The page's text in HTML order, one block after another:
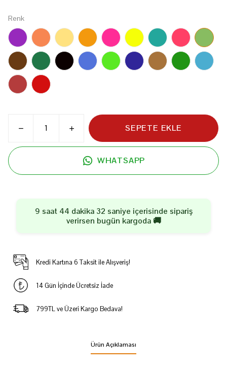
Renk
SEPETE EKLE
WHATSAPP
9 saat 44 dakika 32 saniye içerisinde sipariş
verirsen bugün kargoda 🚚
Kredi Kartına 6 Taksit ile Alışveriş!
14 Gün İçinde Ücretsiz İade
799TL ve Üzeri Kargo Bedava!
Ürün Açıklaması